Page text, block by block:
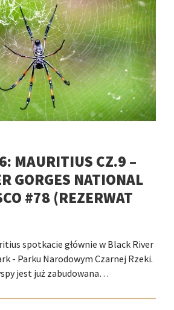
MAURITIUS CZ.9 –
GORGES NATIONAL
#78 (REZERWAT
spotkacie głównie w Black River
- Parku Narodowym Czarnej Rzeki.
jest już zabudowana…